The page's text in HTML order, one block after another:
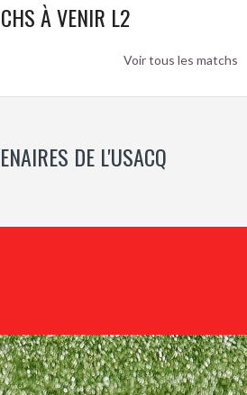
À VENIR L2
Voir tous les matchs
DE L'USACQ